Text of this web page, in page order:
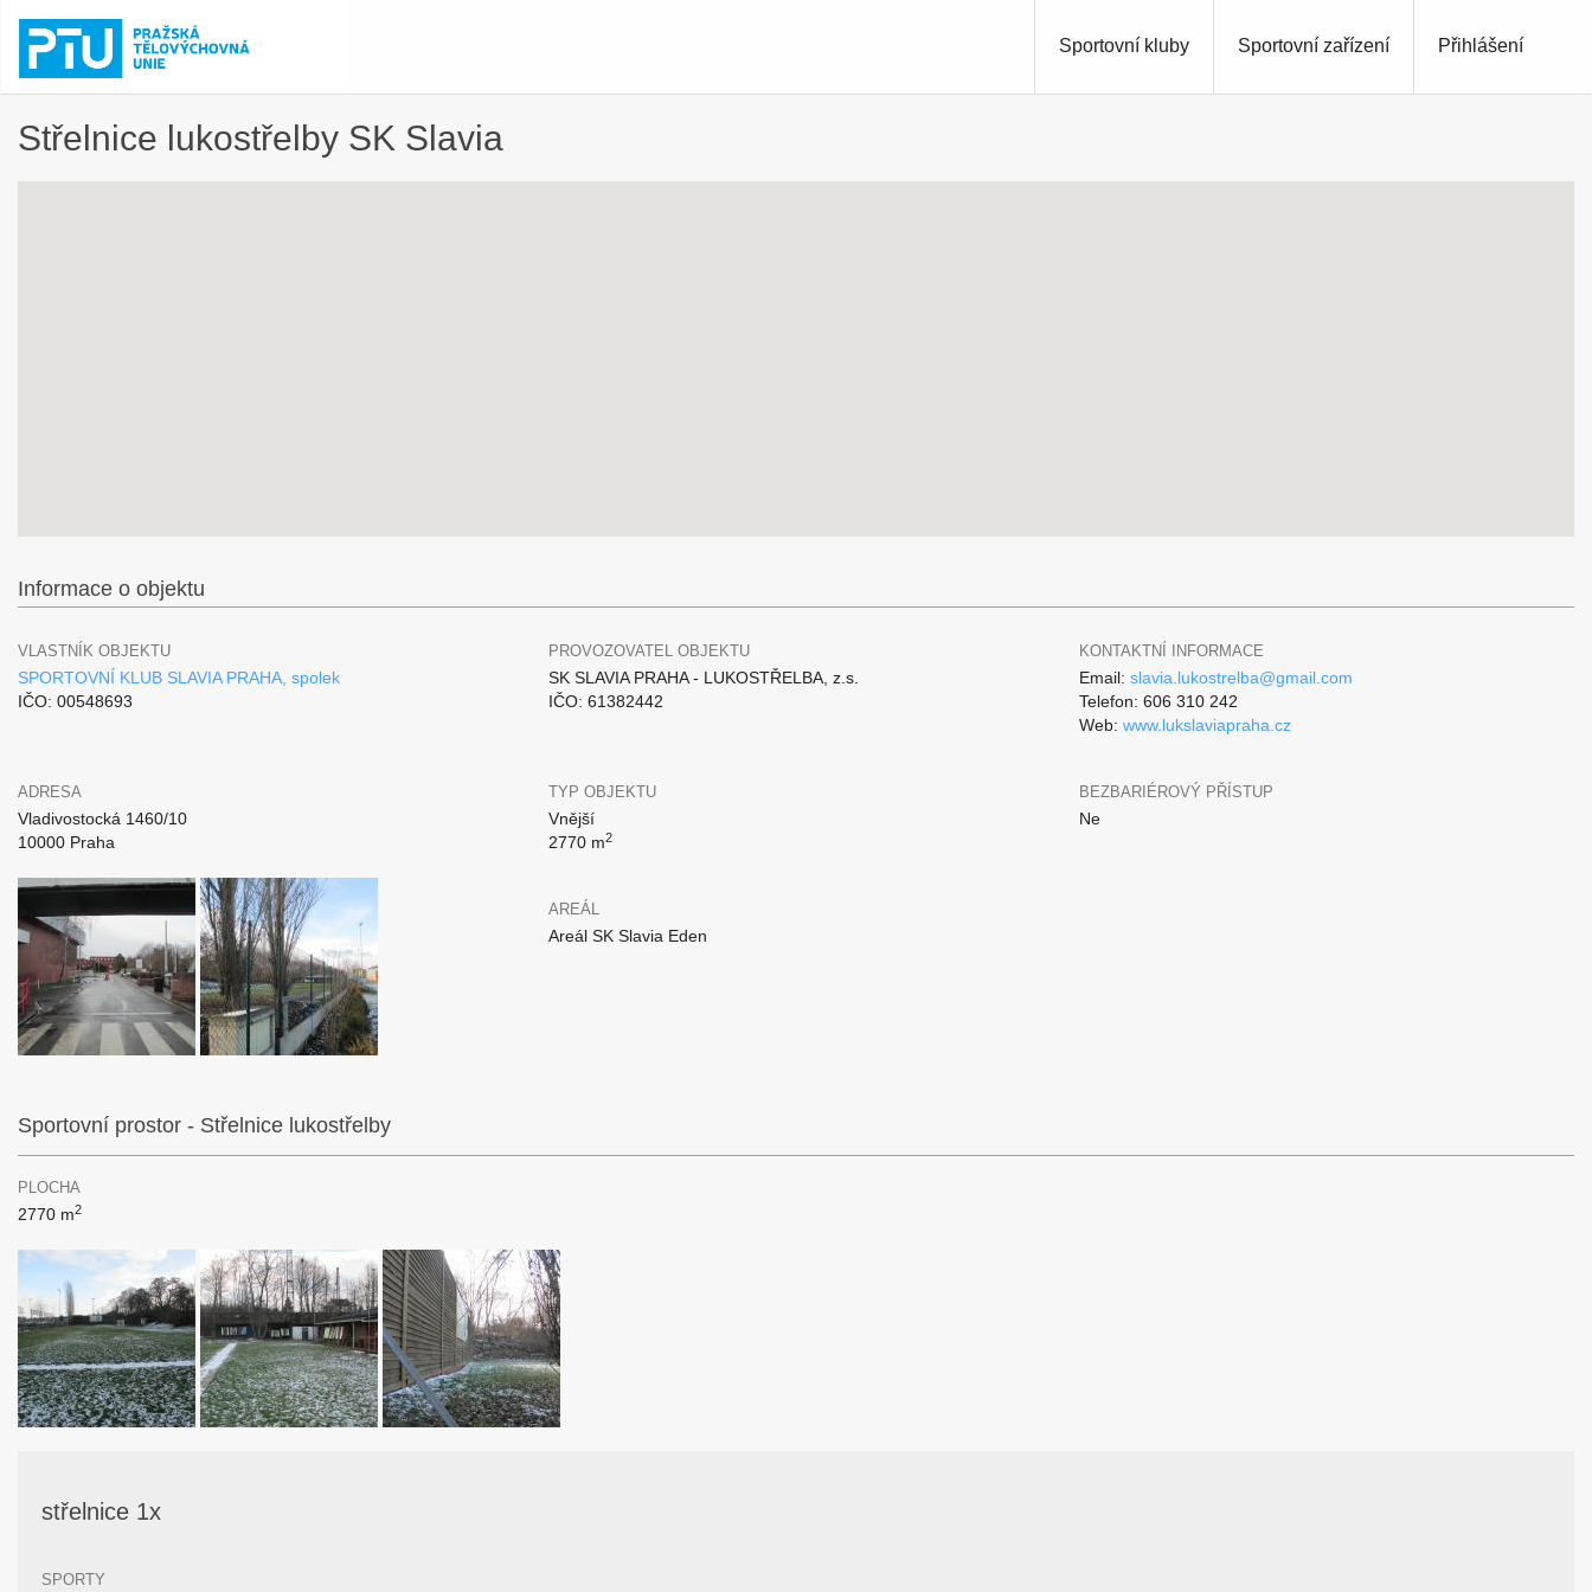
Přihlášení
Sportovní kluby Sportovní zařízení
Střelnice lukostřelby SK Slavia
Informace o objektu
VLASTNÍK OBJEKTU
SPORTOVNÍ KLUB SLAVIA PRAHA, spolek
IČO: 00548693
PROVOZOVATEL OBJEKTU
SK SLAVIA PRAHA - LUKOSTŘELBA, z.s.
IČO: 61382442
KONTAKTNÍ INFORMACE
Email: slavia.lukostrelba@gmail.com
Telefon: 606 310 242
Web: www.lukslaviapraha.cz
ADRESA
Vladivostocká 1460/10
10000 Praha
TYP OBJEKTU
Vnější
2770 m2
BEZBARIÉROVÝ PŘÍSTUP
Ne
AREÁL
Areál SK Slavia Eden
Sportovní prostor - Střelnice lukostřelby
PLOCHA
2770 m2
střelnice 1x
SPORTY